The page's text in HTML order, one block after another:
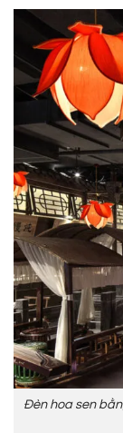
Đèn hoa sen